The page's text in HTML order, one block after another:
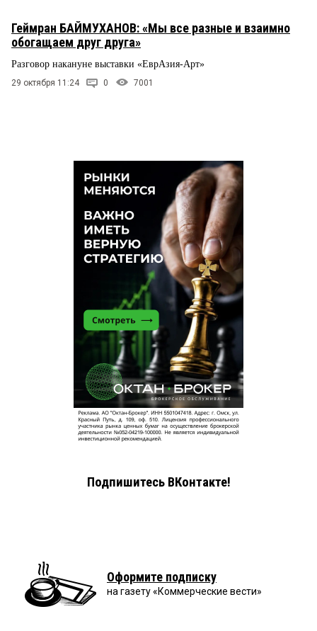
Геймран БАЙМУХАНОВ: «Мы все разные и взаимно
обогащаем друг друга»
Разговор накануне выставки «ЕврАзия-Арт»
29 октября 11:24 0 7001
Подпишитесь ВКонтакте!
Оформите подписку
на газету «Коммерческие вести»